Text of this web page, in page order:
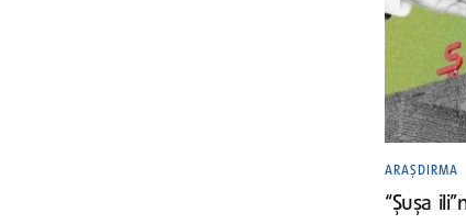
ARAŞDIRMA
“Şuşa